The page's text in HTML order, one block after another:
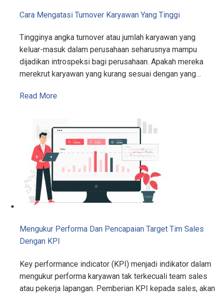
Cara Mengatasi Turnover Karyawan Yang Tinggi
Tingginya angka turnover atau jumlah karyawan yang
keluar-masuk dalam perusahaan seharusnya mampu
dijadikan introspeksi bagi perusahaan. Apakah mereka
merekrut karyawan yang kurang sesuai dengan yang…
Read More
Mengukur Performa Dan Pencapaian Target Tim Sales
Dengan KPI
Key performance indicator (KPI) menjadi indikator dalam
mengukur performa karyawan tak terkecuali team sales
atau pekerja lapangan. Pemberian KPI kepada sales, akan